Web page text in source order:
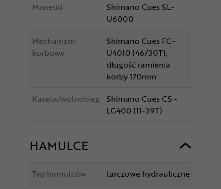
Manetki
Shimano Cues SL-
U6000
Mechanizm
korbowy
Shimano Cues FC-
U4010 (46/30T),
długość ramienia
korby 170mm
Kaseta/wolnobieg
Shimano Cues CS -
LG400 (11-39T)
HAMULCE
Typ hamulców
tarczowe hydrauliczne